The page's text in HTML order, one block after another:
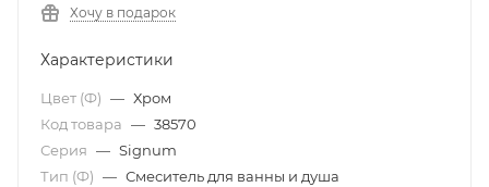
Хочу в подарок
Характеристики
Цвет (Ф) — Хром
Код товара — 38570
Серия — Signum
Тип (Ф) — Смеситель для ванны и душа